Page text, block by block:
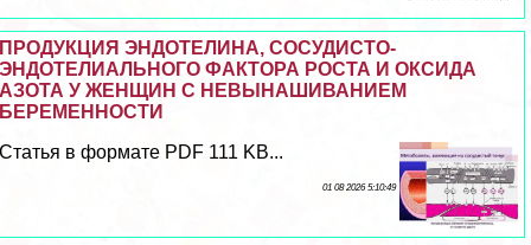
ПРОДУКЦИЯ ЭНДОТЕЛИНА, СОСУДИСТО-
ЭНДОТЕЛИАЛЬНОГО ФАКТОРА РОСТА И ОКСИДА
АЗОТА У ЖЕНЩИН С НЕВЫНАШИВАНИЕМ
БЕРЕМЕННОСТИ
Статья в формате PDF 111 KB...
01 08 2026 5:10:49